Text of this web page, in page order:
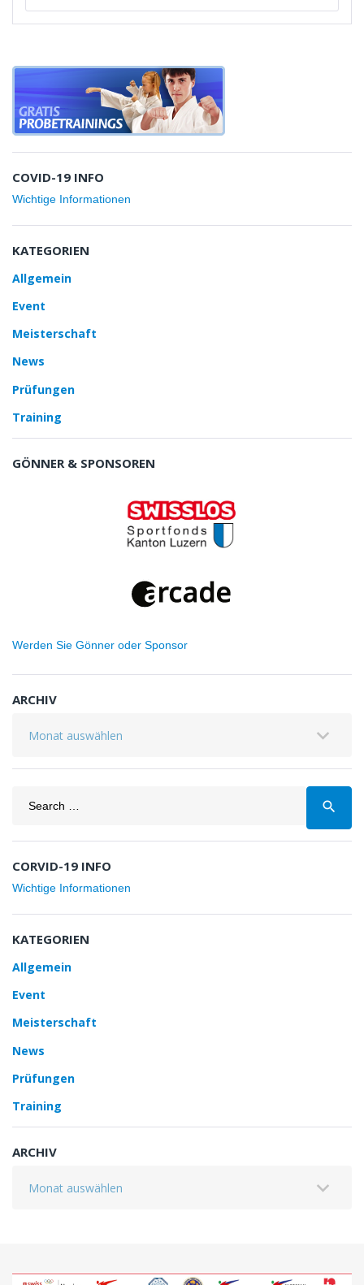
COVID-19 INFO
Wichtige Informationen
KATEGORIEN
Allgemein
Event
Meisterschaft
News
Prüfungen
Training
GÖNNER & SPONSOREN
Werden Sie Gönner oder Sponsor
ARCHIV
search
CORVID-19 INFO
Wichtige Informationen
KATEGORIEN
Allgemein
Event
Meisterschaft
News
Prüfungen
Training
ARCHIV